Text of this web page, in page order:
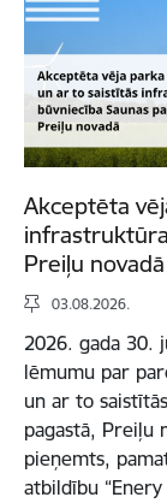
Akceptēta
Preiļu novadā
03.08.2026.
2026. gada 30.
lēmumu par
un ar to
pagastā, Preiļu
pieņemts,
atbildību